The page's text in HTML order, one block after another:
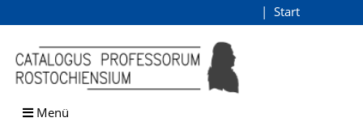
Browsen
direkt zum Inhalt
Start
Menü